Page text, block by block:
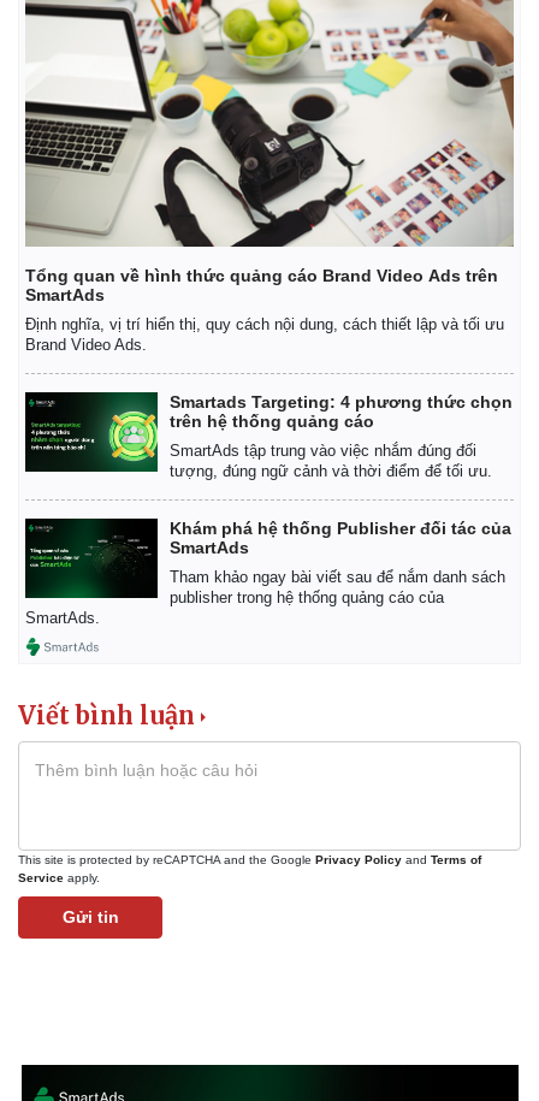
Pháp luật
Vụ án
Tin nóng
Tổng quan về hình thức quảng cáo Brand Video Ads trên
SmartAds
Định nghĩa, vị trí hiển thị, quy cách nội dung, cách thiết lập và tối ưu
Brand Video Ads.
Smartads Targeting: 4 phương thức chọn
trên hệ thống quảng cáo
SmartAds tập trung vào việc nhắm đúng đối
tượng, đúng ngữ cảnh và thời điểm để tối ưu.
Khám phá hệ thống Publisher đối tác của
SmartAds
Tham khảo ngay bài viết sau để nắm danh sách
publisher trong hệ thống quảng cáo của
SmartAds.
Viết bình luận
This site is protected by reCAPTCHA and the Google Privacy Policy and Terms of
Service apply.
Gửi tin